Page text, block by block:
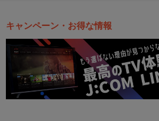
キャンペーン・お得な情報